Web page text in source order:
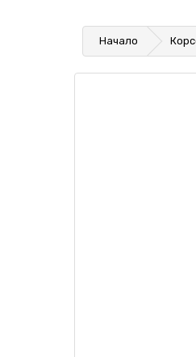
Начало